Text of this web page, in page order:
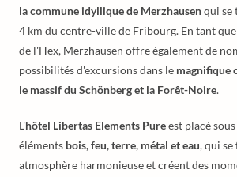
la commune idyllique de Merzhausenqui se
4 km du centre-ville de Fribourg. En tant
de l'Hex, Merzhausen offre également de
possibilités d'excursions dans le magnifique
le massif du Schönberg et la Forêt-Noire.
L'hôtel Libertas Elements Pureest placé
éléments bois, feu, terre, métal et eau, qui
atmosphère harmonieuse et créent des